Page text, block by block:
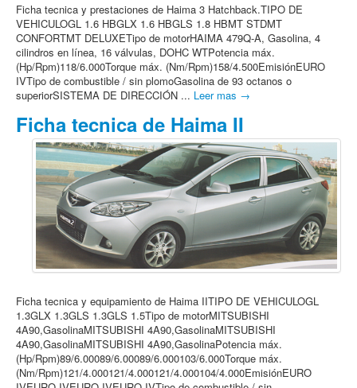
Ficha tecnica y prestaciones de Haima 3 Hatchback.TIPO DE
VEHICULOGL 1.6 HBGLX 1.6 HBGLS 1.8 HBMT STDMT
CONFORTMT DELUXETipo de motorHAIMA 479Q-A, Gasolina, 4
cilindros en línea, 16 válvulas, DOHC WTPotencia máx.
(Hp/Rpm)118/6.000Torque máx. (Nm/Rpm)158/4.500EmisiónEURO
IVTipo de combustible / sin plomoGasolina de 93 octanos o
superiorSISTEMA DE DIRECCIÓN ... Leer mas →
Ficha tecnica de Haima II
Ficha tecnica y equipamiento de Haima IITIPO DE VEHICULOGL
1.3GLX 1.3GLS 1.3GLS 1.5Tipo de motorMITSUBISHI
4A90,GasolinaMITSUBISHI 4A90,GasolinaMITSUBISHI
4A90,GasolinaMITSUBISHI 4A90,GasolinaPotencia máx.
(Hp/Rpm)89/6.00089/6.00089/6.000103/6.000Torque máx.
(Nm/Rpm)121/4.000121/4.000121/4.000104/4.000EmisiónEURO